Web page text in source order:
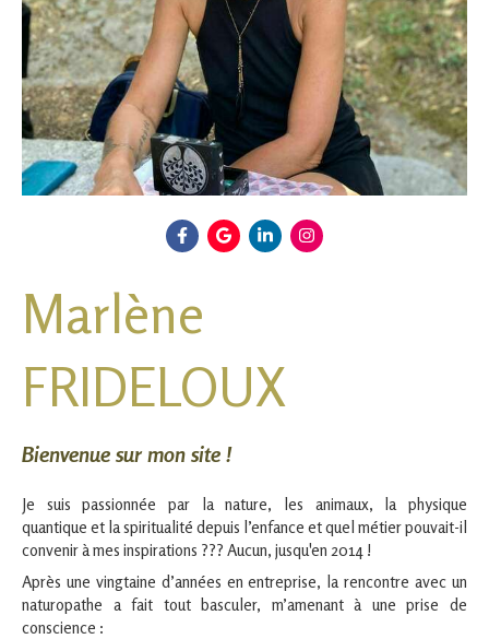
Marlène
FRIDELOUX
Bienvenue sur mon site !
Je suis passionnée par la nature, les animaux, la physique
quantique et la spiritualité depuis l’enfance et quel métier pouvait-il
convenir à mes inspirations ??? Aucun, jusqu'en 2014 !
Après une vingtaine d’années en entreprise, la rencontre avec un
naturopathe a fait tout basculer, m’amenant à une prise de
conscience :